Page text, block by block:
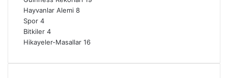
Hayvanlar Alemi 8
Spor 4
Bitkiler 4
Hikayeler-Masallar 16